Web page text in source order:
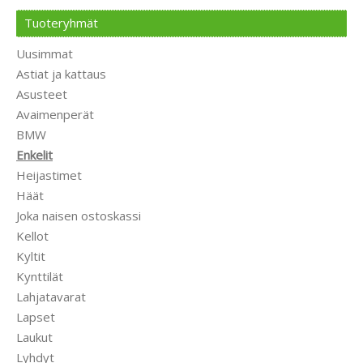
Tuoteryhmät
Uusimmat
Astiat ja kattaus
Asusteet
Avaimenperät
BMW
Enkelit
Heijastimet
Häät
Joka naisen ostoskassi
Kellot
Kyltit
Kynttilät
Lahjatavarat
Lapset
Laukut
Lyhdyt